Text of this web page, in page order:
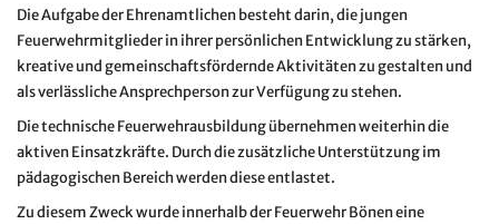
Die Aufgabe der Ehrenamtlichen besteht darin, die jungen
Feuerwehrmitglieder in ihrer persönlichen Entwicklung zu stärken,
kreative und gemeinschaftsfördernde Aktivitäten zu gestalten und
als verlässliche Ansprechperson zur Verfügung zu stehen.
Die technische Feuerwehrausbildung übernehmen weiterhin die
aktiven Einsatzkräfte. Durch die zusätzliche Unterstützung im
pädagogischen Bereich werden diese entlastet.
Zu diesem Zweck wurde innerhalb der Feuerwehr Bönen eine